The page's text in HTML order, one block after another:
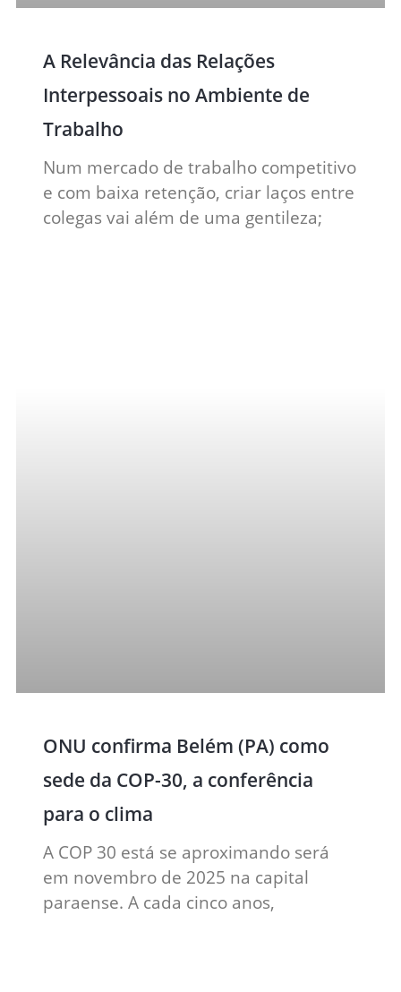
A Relevância das Relações
Interpessoais no Ambiente de
Trabalho
Num mercado de trabalho competitivo
e com baixa retenção, criar laços entre
colegas vai além de uma gentileza;
ONU confirma Belém (PA) como
sede da COP-30, a conferência
para o clima
A COP 30 está se aproximando será
em novembro de 2025 na capital
paraense. A cada cinco anos,